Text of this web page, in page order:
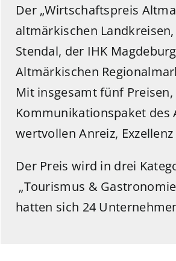
Der „Wirtschaftspreis
altmärkischen
Stendal, der IHK
Altmärkischen
Mit insgesamt fünf
Kommunikationspaket des
wertvollen Anreiz,
Der Preis wird in drei
„Tourismus &
hatten sich 24